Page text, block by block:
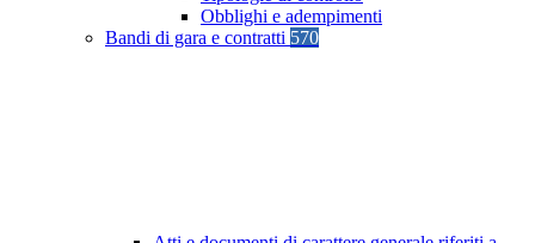
Obblighi e adempimenti
Bandi di gara e contratti 570